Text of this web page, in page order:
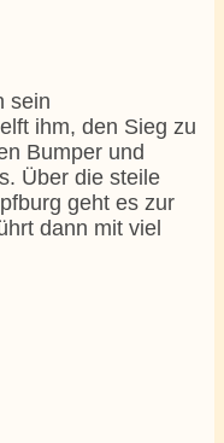
sein
ihm, den Sieg zu
Bumper und
Über die steile
geht es zur
dann mit viel